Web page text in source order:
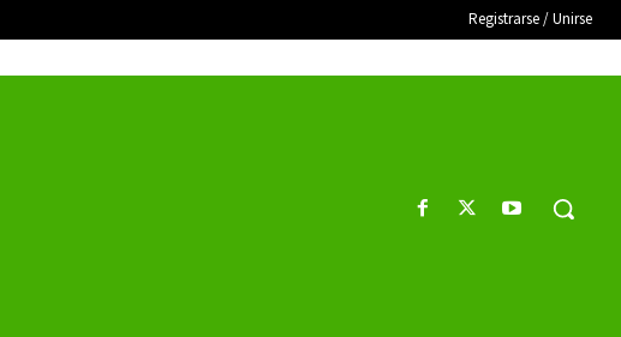
Registrarse / Unirse